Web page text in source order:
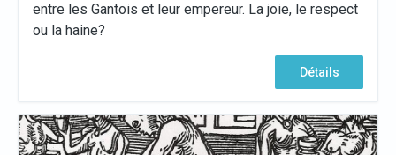
entre les Gantois et leur empereur. La joie, le respect
ou la haine?
Détails